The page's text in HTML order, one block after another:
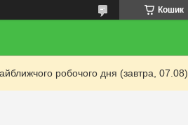
Кошик
робочого дня (завтра, 07.08).